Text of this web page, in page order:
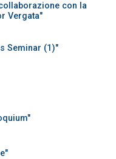
con la
Vergata"
Seminar (1)"